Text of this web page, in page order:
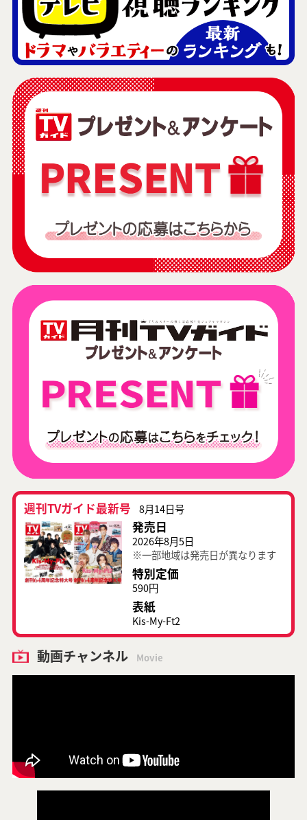
週刊TVガイド最新号 8月14日号
発売日
2026年8月5日
※一部地域は発売日が異なります
特別定価
590円
表紙
Kis-My-Ft2
動画チャンネル Movie